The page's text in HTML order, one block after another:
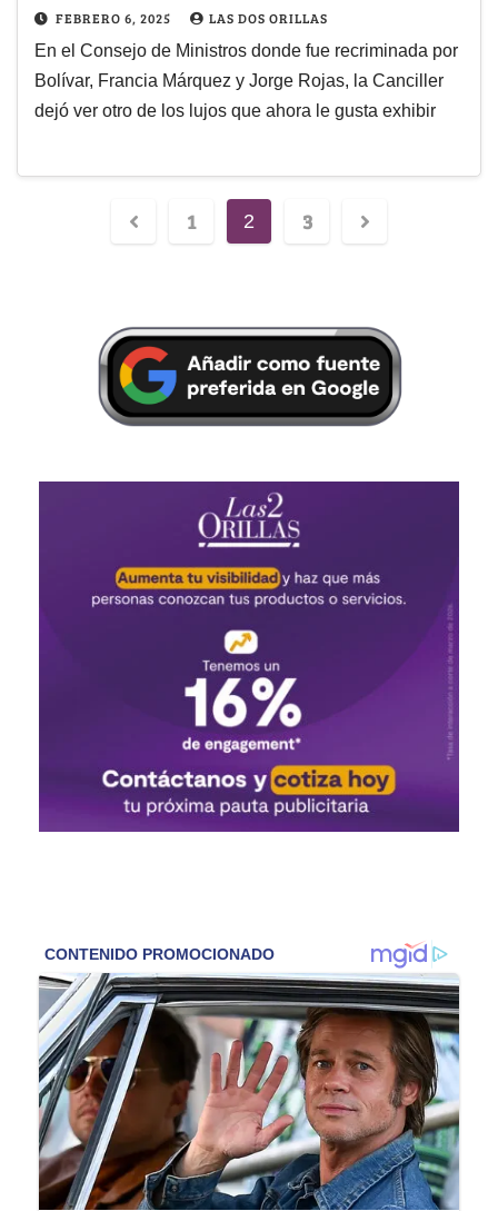
FEBRERO 6, 2025 LAS DOS ORILLAS
En el Consejo de Ministros donde fue recriminada por
Bolívar, Francia Márquez y Jorge Rojas, la Canciller
dejó ver otro de los lujos que ahora le gusta exhibir
1 2 3